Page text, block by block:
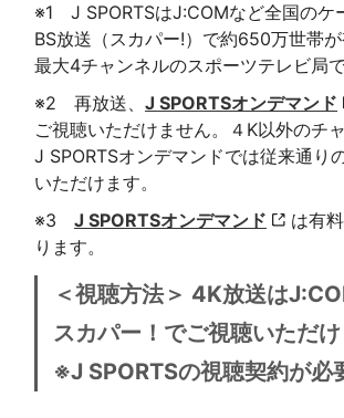
※1 J SPORTSはJ:COMなど全国のケ
BS放送（スカパー!）で約650万世帯
最大4チャンネルのスポーツテレビ局
※2 再放送、 J SPORTSオンデマンド
ご視聴いただけません。４K以外のチ
J SPORTSオンデマンドでは従来通り
いただけます。
※3 J SPORTSオンデマンド
は有
ります。
＜視聴方法＞ 4K放送は
スカパー！でご視聴いただ
※J SPORTSの視聴契約が必